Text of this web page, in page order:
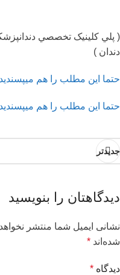
( پلي کلينیک تخصصي
دندان )
حتما این مطلب را هم
حتما این مطلب را هم
جدیدتر
دیدگاهتان را بنویسید
نشانی ایمیل شما منتشر
شده‌اند *
دیدگاه *